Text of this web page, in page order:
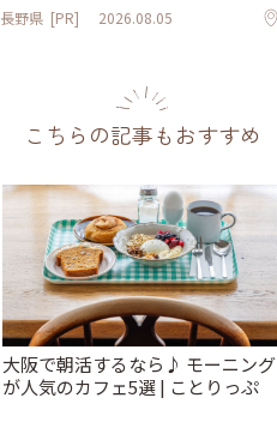
長野県 [PR] 2026.08.05
こちらの記事もおすすめ
大阪で朝活するなら♪ モーニング
が人気のカフェ5選 | ことりっぷ